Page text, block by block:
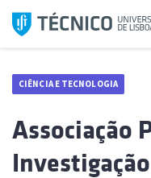
Saltar
para
CIÊNCIA E TECNOLOGIA
Associação